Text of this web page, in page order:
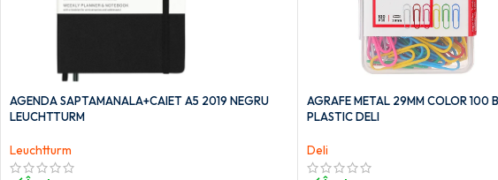
AGENDA SAPTAMANALA+CAIET A5 2019 NEGRU
LEUCHTTURM
Leuchtturm
AGRAFE METAL 29MM COLOR 100
PLASTIC DELI
Deli